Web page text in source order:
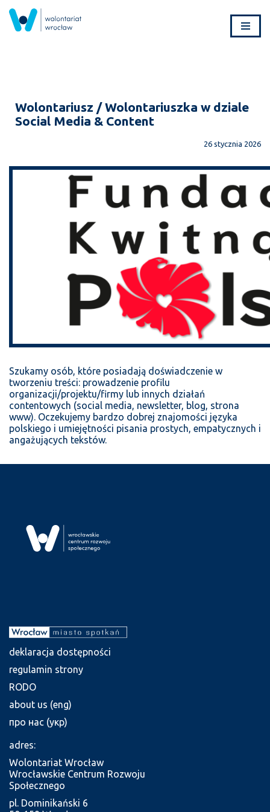
Przejdź
Wolontariusz / Wolontariuszka w dziale
Social Media & Content
26 stycznia 2026
Szukamy osób, które posiadają doświadczenie w
tworzeniu treści: prowadzenie profilu
organizacji/projektu/firmy lub innych działań
contentowych (social media, newsletter, blog, strona
www). Oczekujemy bardzo dobrej znajomości języka
polskiego i umiejętności pisania prostych, empatycznych i
angażujących tekstów.
deklaracja dostępności
regulamin strony
RODO
about us (eng)
про нас (укр)
adres:
Wolontariat Wrocław
Wrocławskie Centrum Rozwoju
Społecznego
pl. Dominikański 6